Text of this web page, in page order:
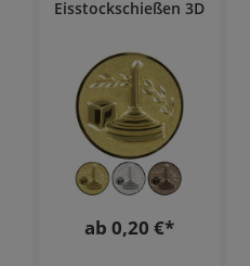
Eisstockschießen 3D
ab 0,20 €*